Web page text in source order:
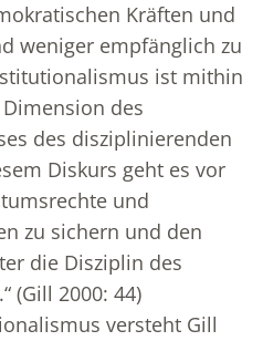
Kräften und
weniger empfänglich zu
ist mithin
des
des disziplinierenden
Diskurs geht es vor
und
zu sichern und den
die Disziplin des
(Gill 2000: 44)
versteht Gill